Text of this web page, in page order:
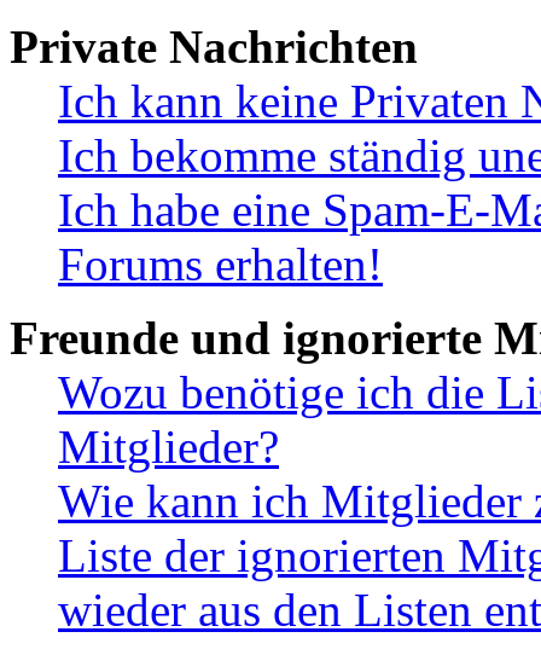
Private Nachrichten
Ich kann keine Privaten
Ich bekomme ständig
Ich habe eine Spam-E-
Forums erhalten!
Freunde und ignorierte
Wozu benötige ich die
Mitglieder?
Wie kann ich Mitglieder
Liste der ignorierten
wieder aus den Listen